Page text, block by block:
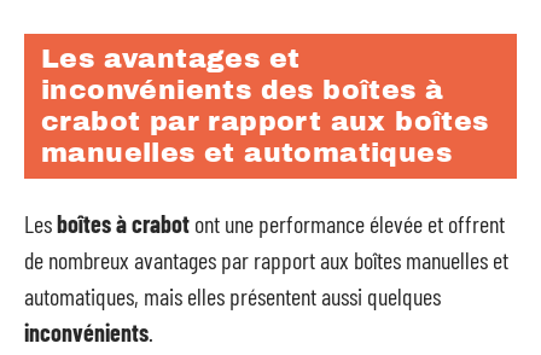
Les avantages et
inconvénients des boîtes à
crabot par rapport aux boîtes
manuelles et automatiques
Lesboîtes à crabot ont une performance élevée et offrent
de nombreux avantages par rapport aux boîtes manuelles et
automatiques, mais elles présentent aussi quelques
inconvénients.